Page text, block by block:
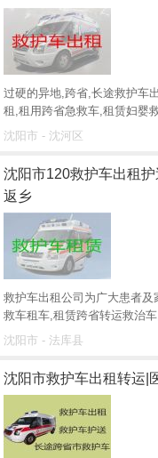
过硬的异地,跨省,长途救护车
租,租用跨省急救车,租赁妇婴
沈阳市 - 沈河区
沈阳市120救护车出租
返乡
救护车出租公司为广大患者
救车租车,租赁跨省转运救治
沈阳市 - 法库县
沈阳市救护车出租转运|